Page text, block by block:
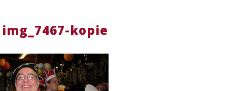
img_7467-kopie